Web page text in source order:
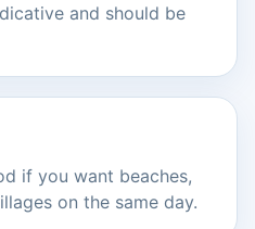
and should be
if you want beaches,
on the same day.